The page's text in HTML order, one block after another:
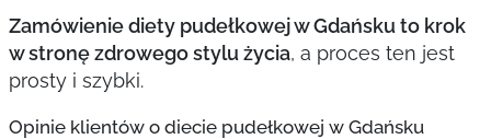
Zamówienie diety pudełkowej w Gdańsku to krok
w stronę zdrowego stylu życia, a proces ten jest
prosty i szybki.
Opinie klientów o diecie pudełkowej w Gdańsku